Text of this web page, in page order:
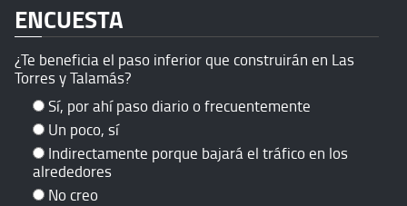
ENCUESTA
¿Te beneficia el paso inferior que construirán en Las
Torres y Talamás?
Sí, por ahí paso diario o frecuentemente
Un poco, sí
Indirectamente porque bajará el tráfico en los
alrededores
No creo